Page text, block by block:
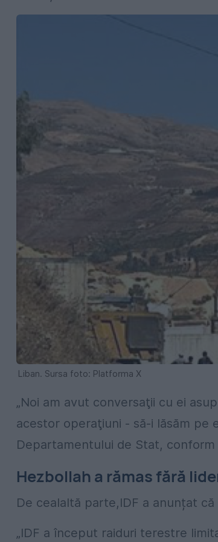
Liban. Sursa foto: Platforma X
„Noi am avut conversaţii cu ei
acestor operaţiuni - să-i lăsăm pe
Departamentului de Stat, conform
Hezbollah a rămas fără
De cealaltă parte,IDF a anunțat
„IDF a început raiduri terestre